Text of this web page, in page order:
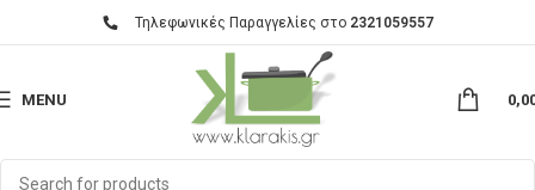
Τηλεφωνικές Παραγγελίες στο 2321059557
MENU